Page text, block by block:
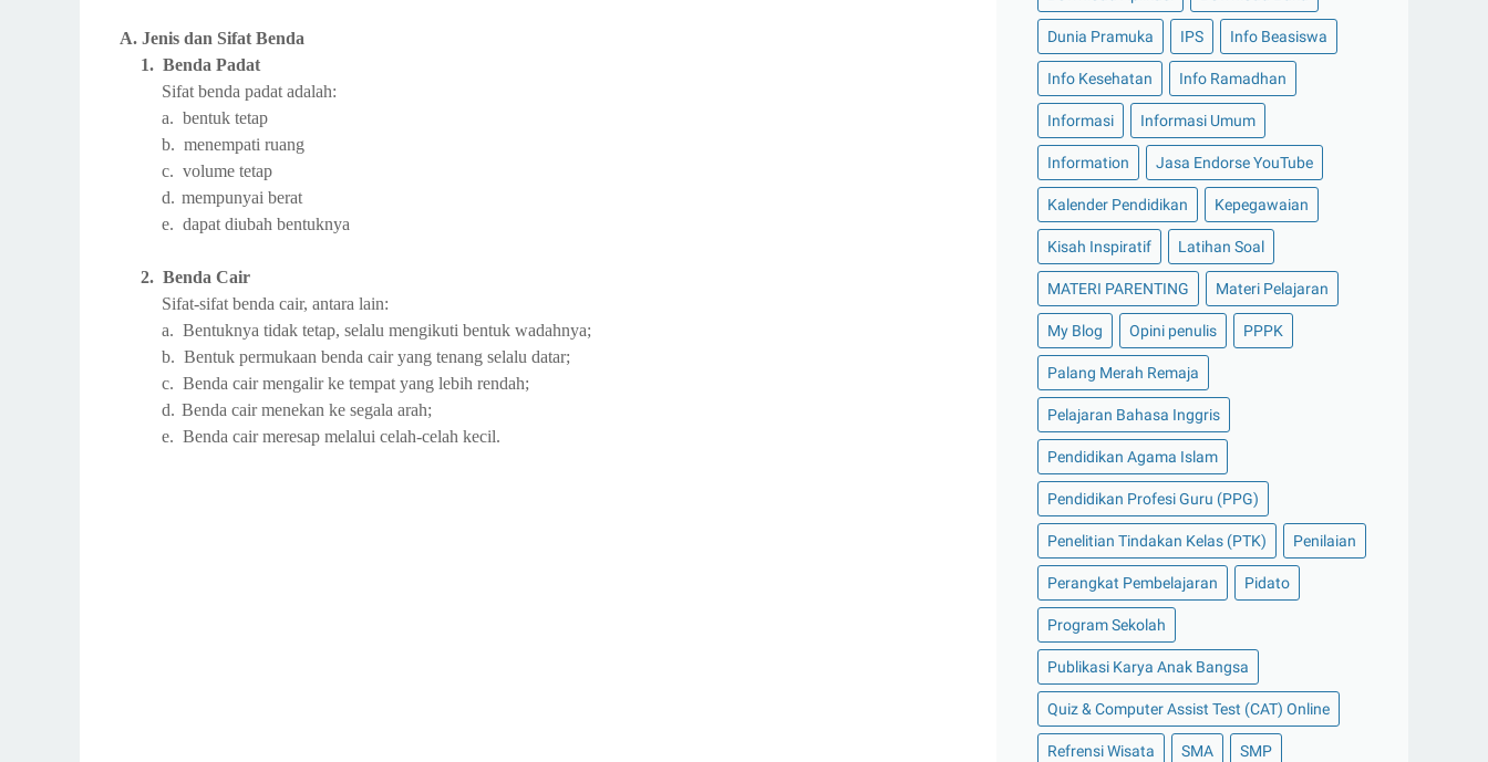
A. Jenis dan Sifat Benda
1. Benda Padat
Sifat benda padat adalah:
a. bentuk tetap
b. menempati ruang
c. volume tetap
d. mempunyai berat
e. dapat diubah bentuknya
2. Benda Cair
Sifat-sifat benda cair, antara lain:
a. Bentuknya tidak tetap, selalu mengikuti bentuk wadahnya;
b. Bentuk permukaan benda cair yang tenang selalu datar;
c. Benda cair mengalir ke tempat yang lebih rendah;
d. Benda cair menekan ke segala arah;
e. Benda cair meresap melalui celah-celah kecil.
Dunia Pramuka IPS Info Beasiswa
Info Kesehatan Info Ramadhan
Informasi Informasi Umum
Information Jasa Endorse YouTube
Kalender Pendidikan Kepegawaian
Kisah Inspiratif Latihan Soal
MATERI PARENTING Materi Pelajaran
My Blog Opini penulis PPPK
Palang Merah Remaja
Pelajaran Bahasa Inggris
Pendidikan Agama Islam
Pendidikan Profesi Guru (PPG)
Penelitian Tindakan Kelas (PTK) Penilaian
Perangkat Pembelajaran Pidato
Program Sekolah
Publikasi Karya Anak Bangsa
Quiz & Computer Assist Test (CAT) Online
Refrensi Wisata SMA SMP